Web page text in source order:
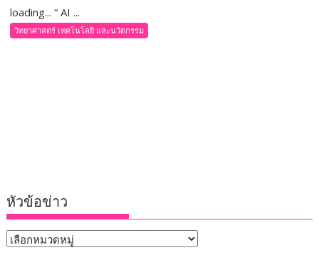
loading... “ AI ...
วิทยาศาสตร์ เทคโนโลยี และนวัตกรรม
หัวข้อข่าว
หัวข้อ